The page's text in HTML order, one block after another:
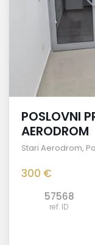
POSLOVNI
AERODROM
Stari Aerodrom,
300 €
57568
ref. ID